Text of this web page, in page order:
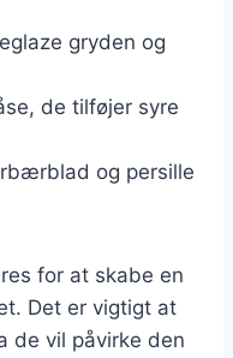
gryden og
de tilføjer syre
og persille
for at skabe en
Det er vigtigt at
de vil påvirke den